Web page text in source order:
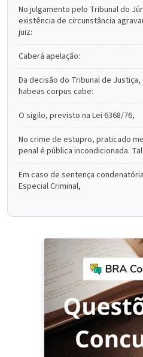
No julgamento pelo Tribunal do
existência de circunstância
juiz:
Caberá apelação:
Da decisão do Tribunal de
habeas corpus cabe:
O sigilo, previsto na Lei 6368/76,
No crime de estupro, praticado
penal é pública incondicionada.
Em caso de sentença
Especial Criminal,